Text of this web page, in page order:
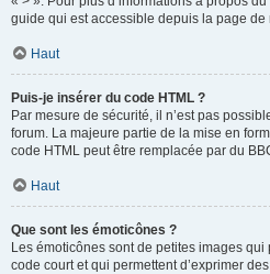
guide qui est accessible depuis la page de
Haut
Puis-je insérer du code HTML ?
Par mesure de sécurité, il n’est pas
forum. La majeure partie de la mise en
code HTML peut être remplacée par du
Haut
Que sont les émoticônes ?
Les émoticônes sont de petites images
code court et qui permettent d’exprimer